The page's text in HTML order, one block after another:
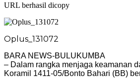
URL berhasil dicopy
Oplus_131072
BARA NEWS-BULUKUMBA
– Dalam rangka menjaga keamanan
Koramil 1411-05/Bonto Bahari (BB)